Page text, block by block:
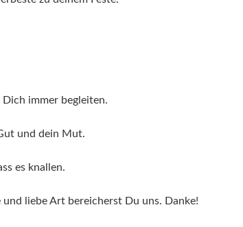
immer begleiten.
und dein Mut.
es knallen.
und liebe Art bereicherst Du uns. Danke!